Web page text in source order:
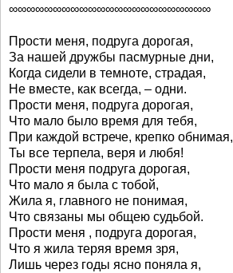
∞∞∞∞∞∞∞∞∞∞∞∞∞∞∞∞∞∞∞∞∞∞∞
Прости меня, подруга дорогая,
За нашей дружбы пасмурные дни,
Когда сидели в темноте, страдая,
Не вместе, как всегда, – одни.
Прости меня, подруга дорогая,
Что мало было время для тебя,
При каждой встрече, крепко обнимая,
Ты все терпела, веря и любя!
Прости меня подруга дорогая,
Что мало я была с тобой,
Жила я, главного не понимая,
Что связаны мы общею судьбой.
Прости меня , подруга дорогая,
Что я жила теряя время зря,
Лишь через годы ясно поняла я,